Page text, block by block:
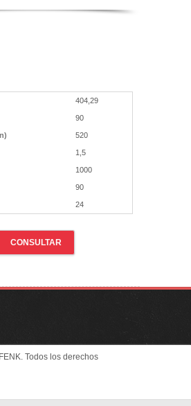
404,29
90
520
1,5
1000
90
24
CONSULTAR
Todos los derechos